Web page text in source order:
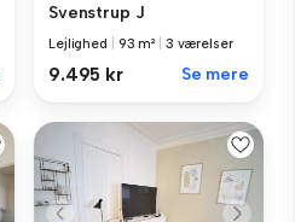
Svenstrup J
Lejlighed 93 m² 3 værelser
9.495 kr Se mere